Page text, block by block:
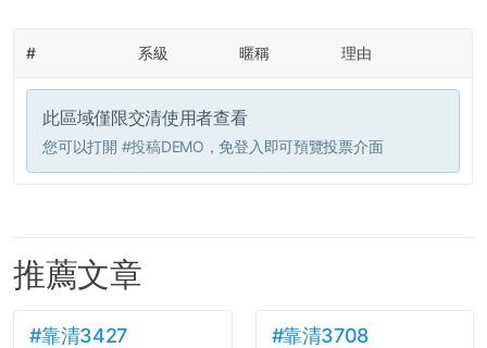
# 系級 暱稱 理由
此區域僅限交清使用者查看
您可以打開 #投稿DEMO ，免登入即可預覽投票介面
推薦文章
#靠清3427 #靠清3708